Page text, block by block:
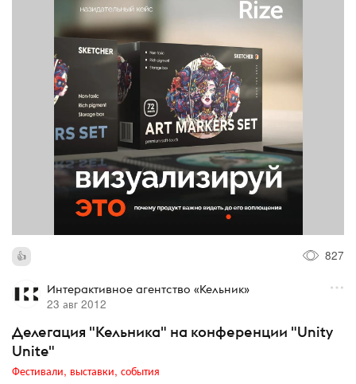
827
Интерактивное агентство «Кельник»
23 авг 2012
Делегация "Кельника" на конференции "Unity
Unite"
Фестивали, выставки, события